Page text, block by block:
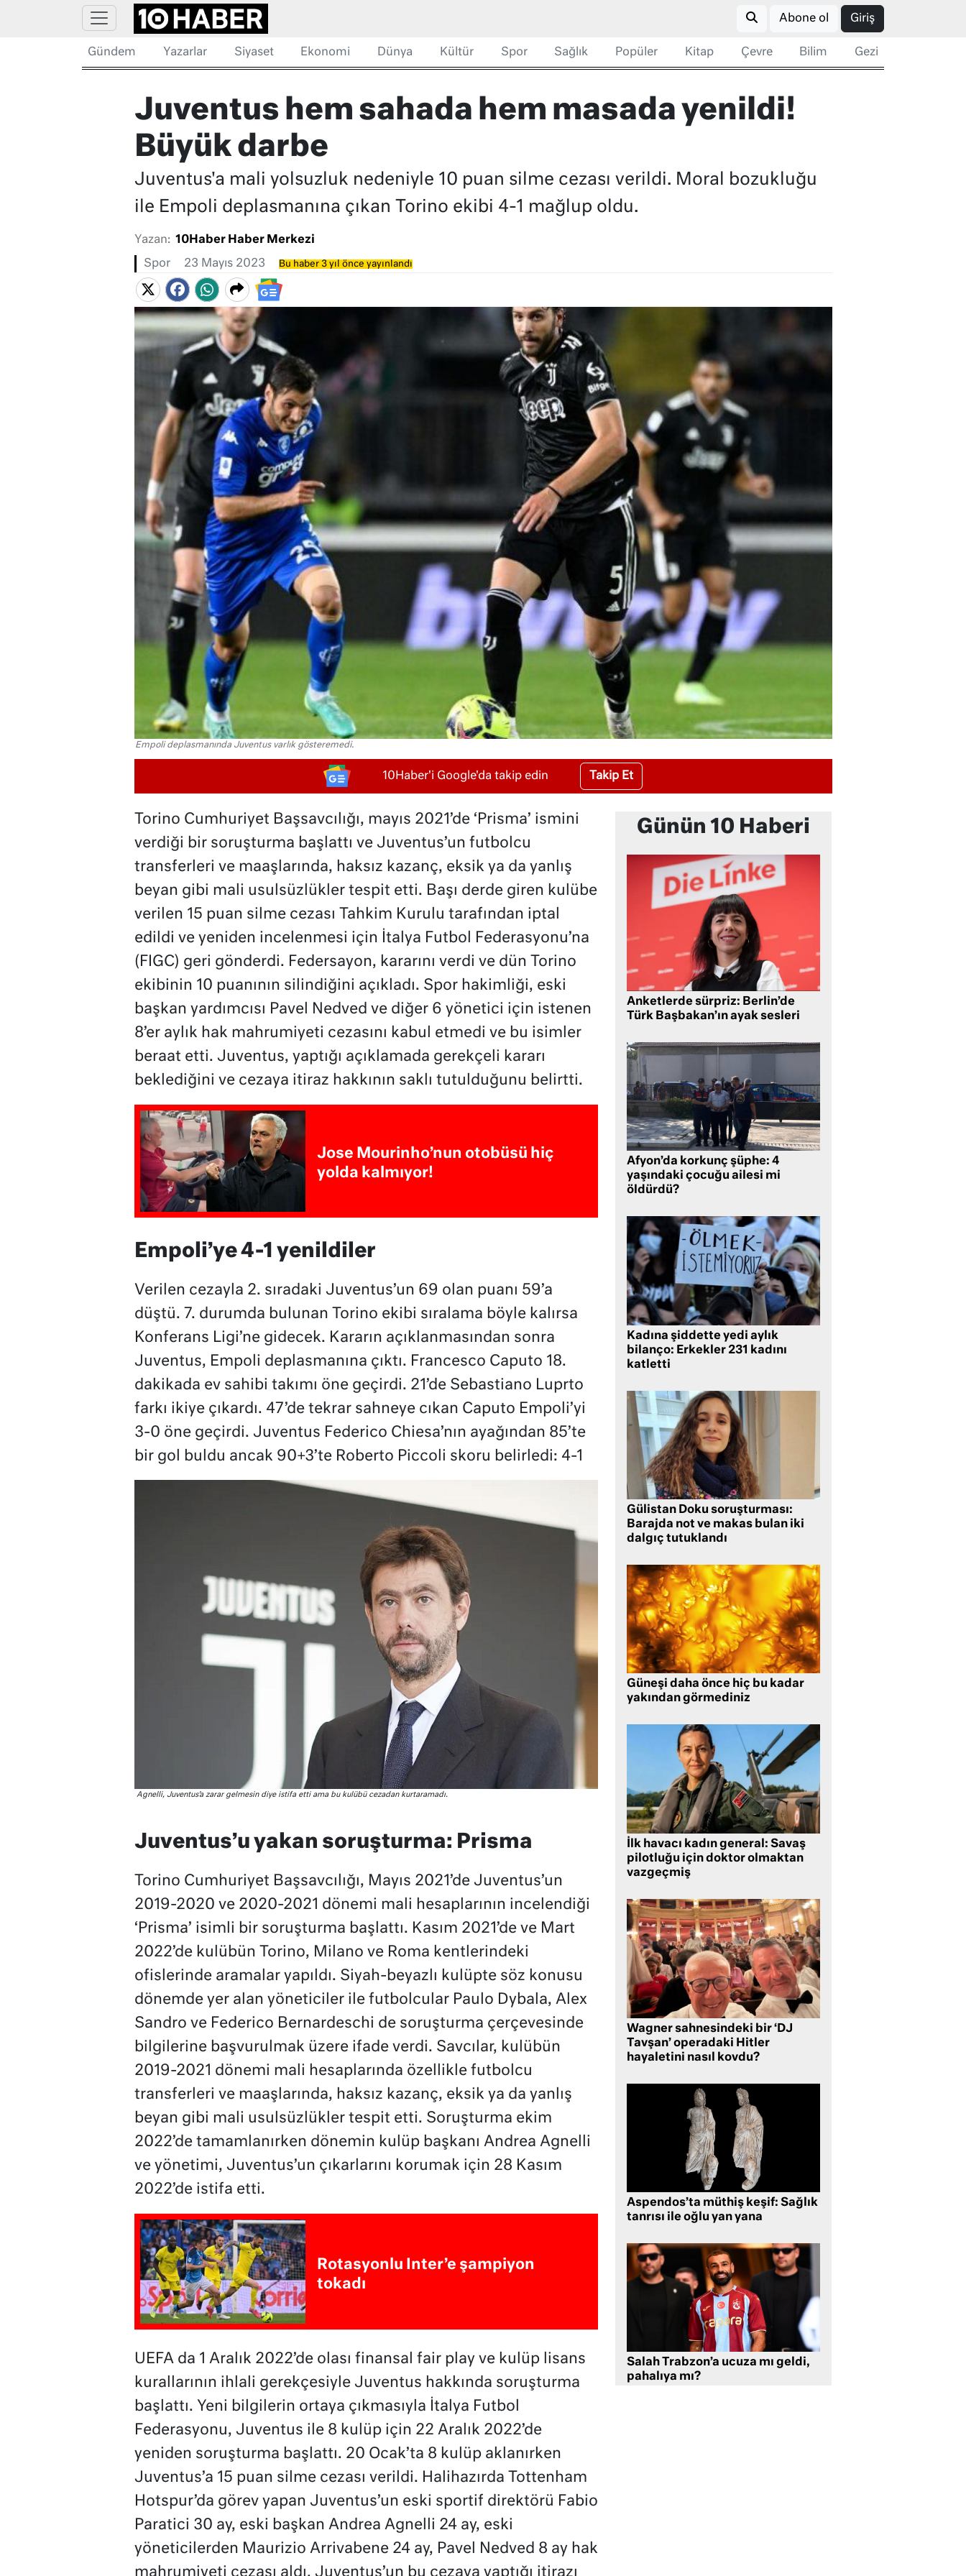
Abone ol Giriş
Gündem Yazarlar Siyaset Ekonomi Dünya Kültür Spor Sağlık Popüler Kitap Çevre Bilim Gezi
Juventus hem sahada hem masada yenildi!
Büyük darbe
Juventus'a mali yolsuzluk nedeniyle 10 puan silme cezası verildi. Moral bozukluğu
ile Empoli deplasmanına çıkan Torino ekibi 4-1 mağlup oldu.
Yazan: 10Haber Haber Merkezi
Spor 23 Mayıs 2023 Bu haber 3 yıl önce yayınlandı
Empoli deplasmanında Juventus varlık gösteremedi.
10Haber'i Google'da takip edin Takip Et
Torino Cumhuriyet Başsavcılığı, mayıs 2021’de ‘Prisma’ ismini
verdiği bir soruşturma başlattı ve Juventus’un futbolcu
transferleri ve maaşlarında, haksız kazanç, eksik ya da yanlış
beyan gibi mali usulsüzlükler tespit etti. Başı derde giren kulübe
verilen 15 puan silme cezası Tahkim Kurulu tarafından iptal
edildi ve yeniden incelenmesi için İtalya Futbol Federasyonu’na
(FIGC) geri gönderdi. Federsayon, kararını verdi ve dün Torino
ekibinin 10 puanının silindiğini açıkladı. Spor hakimliği, eski
başkan yardımcısı Pavel Nedved ve diğer 6 yönetici için istenen
8’er aylık hak mahrumiyeti cezasını kabul etmedi ve bu isimler
beraat etti. Juventus, yaptığı açıklamada gerekçeli kararı
beklediğini ve cezaya itiraz hakkının saklı tutulduğunu belirtti.
Jose Mourinho’nun otobüsü hiç
yolda kalmıyor!
Empoli’ye 4-1 yenildiler
Verilen cezayla 2. sıradaki Juventus’un 69 olan puanı 59’a
düştü. 7. durumda bulunan Torino ekibi sıralama böyle kalırsa
Konferans Ligi’ne gidecek. Kararın açıklanmasından sonra
Juventus, Empoli deplasmanına çıktı. Francesco Caputo 18.
dakikada ev sahibi takımı öne geçirdi. 21’de Sebastiano Luprto
farkı ikiye çıkardı. 47’de tekrar sahneye cıkan Caputo Empoli’yi
3-0 öne geçirdi. Juventus Federico Chiesa’nın ayağından 85’te
bir gol buldu ancak 90+3’te Roberto Piccoli skoru belirledi: 4-1
Agnelli, Juventus’a zarar gelmesin diye istifa etti ama bu kulübü cezadan kurtaramadı.
Juventus’u yakan soruşturma: Prisma
Torino Cumhuriyet Başsavcılığı, Mayıs 2021’de Juventus’un
2019-2020 ve 2020-2021 dönemi mali hesaplarının incelendiği
‘Prisma’ isimli bir soruşturma başlattı. Kasım 2021’de ve Mart
2022’de kulübün Torino, Milano ve Roma kentlerindeki
ofislerinde aramalar yapıldı. Siyah-beyazlı kulüpte söz konusu
dönemde yer alan yöneticiler ile futbolcular Paulo Dybala, Alex
Sandro ve Federico Bernardeschi de soruşturma çerçevesinde
bilgilerine başvurulmak üzere ifade verdi. Savcılar, kulübün
2019-2021 dönemi mali hesaplarında özellikle futbolcu
transferleri ve maaşlarında, haksız kazanç, eksik ya da yanlış
beyan gibi mali usulsüzlükler tespit etti. Soruşturma ekim
2022’de tamamlanırken dönemin kulüp başkanı Andrea Agnelli
ve yönetimi, Juventus’un çıkarlarını korumak için 28 Kasım
2022’de istifa etti.
Rotasyonlu Inter’e şampiyon
tokadı
UEFA da 1 Aralık 2022’de olası finansal fair play ve kulüp lisans
kurallarının ihlali gerekçesiyle Juventus hakkında soruşturma
başlattı. Yeni bilgilerin ortaya çıkmasıyla İtalya Futbol
Federasyonu, Juventus ile 8 kulüp için 22 Aralık 2022’de
yeniden soruşturma başlattı. 20 Ocak’ta 8 kulüp aklanırken
Juventus’a 15 puan silme cezası verildi. Halihazırda Tottenham
Hotspur’da görev yapan Juventus’un eski sportif direktörü Fabio
Paratici 30 ay, eski başkan Andrea Agnelli 24 ay, eski
yöneticilerden Maurizio Arrivabene 24 ay, Pavel Nedved 8 ay hak
Günün 10 Haberi
Anketlerde sürpriz: Berlin’de
Türk Başbakan’ın ayak sesleri
Afyon’da korkunç şüphe: 4
yaşındaki çocuğu ailesi mi
öldürdü?
Kadına şiddette yedi aylık
bilanço: Erkekler 231 kadını
katletti
Gülistan Doku soruşturması:
Barajda not ve makas bulan iki
dalgıç tutuklandı
Güneşi daha önce hiç bu kadar
yakından görmediniz
İlk havacı kadın general: Savaş
pilotluğu için doktor olmaktan
vazgeçmiş
Wagner sahnesindeki bir ‘DJ
Tavşan’ operadaki Hitler
hayaletini nasıl kovdu?
Aspendos’ta müthiş keşif: Sağlık
tanrısı ile oğlu yan yana
Salah Trabzon’a ucuza mı geldi,
pahalıya mı?